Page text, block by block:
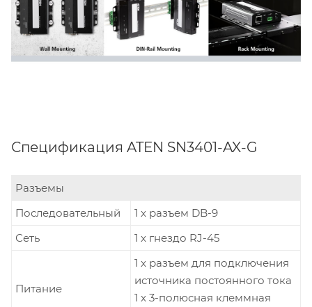
Спецификация ATEN SN3401-AX-G
Разъемы
Последовательный
1 x разъем DB-9
Сеть
1 x гнездо RJ-45
Питание
1 x разъем для подключения
источника постоянного тока
1 x 3-полюсная клеммная